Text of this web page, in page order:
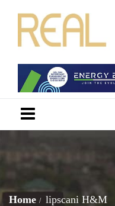
Home lipscani H&M